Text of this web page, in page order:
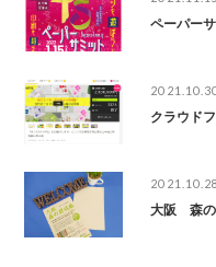
ペーパー
クラウド
2021.10.28
大阪 森